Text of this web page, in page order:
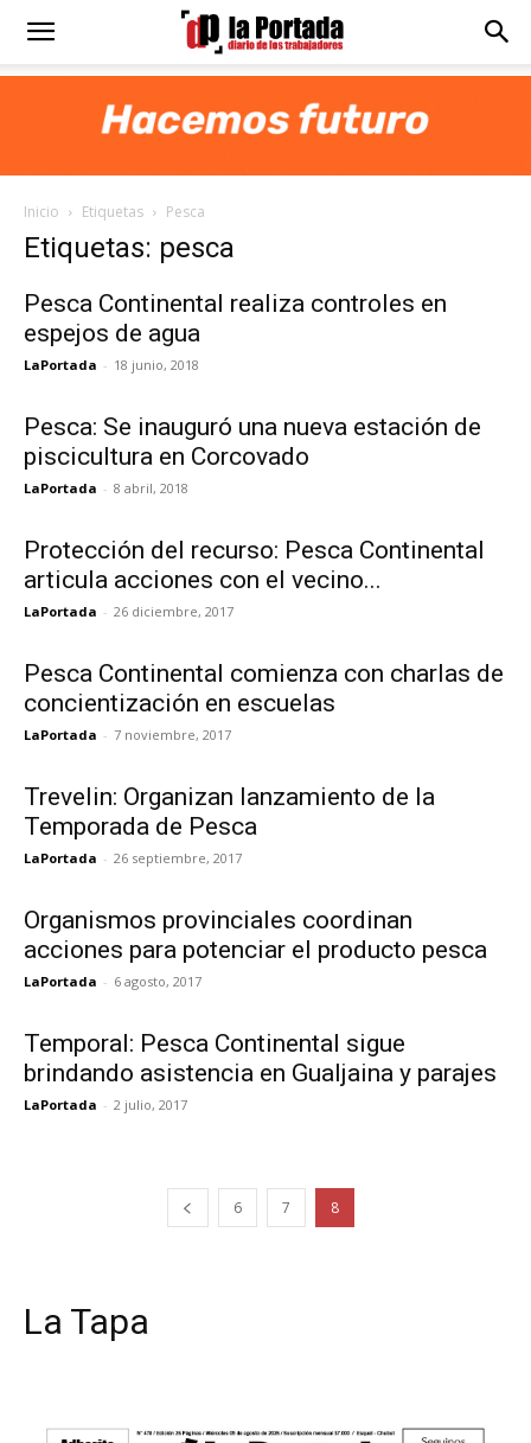
Diario
Portada
Inicio Etiquetas Pesca
Etiquetas: pesca
Pesca Continental realiza controles en
espejos de agua
LaPortada - 18 junio, 2018
Pesca: Se inauguró una nueva estación de
piscicultura en Corcovado
LaPortada - 8 abril, 2018
Protección del recurso: Pesca Continental
articula acciones con el vecino...
LaPortada - 26 diciembre, 2017
Pesca Continental comienza con charlas de
concientización en escuelas
LaPortada - 7 noviembre, 2017
Trevelin: Organizan lanzamiento de la
Temporada de Pesca
LaPortada - 26 septiembre, 2017
Organismos provinciales coordinan
acciones para potenciar el producto pesca
LaPortada - 6 agosto, 2017
Temporal: Pesca Continental sigue
brindando asistencia en Gualjaina y parajes
LaPortada - 2 julio, 2017
6 7 8
La Tapa